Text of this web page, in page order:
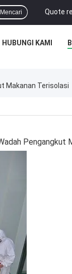
Quote
Mencari
HUBUNGI KAMI
Makanan Terisolasi
Pengangkut